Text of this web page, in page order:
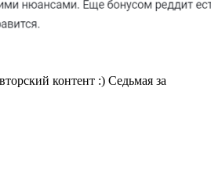
контент :) Седьмая за